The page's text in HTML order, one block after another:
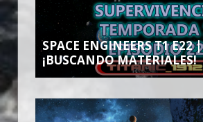
SPACE ENGINEERS T1 E22 |
¡BUSCANDO MATERIALES!